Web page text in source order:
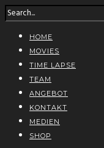
HOME
MOVIES
TIME LAPSE
TEAM
ANGEBOT
KONTAKT
MEDIEN
SHOP